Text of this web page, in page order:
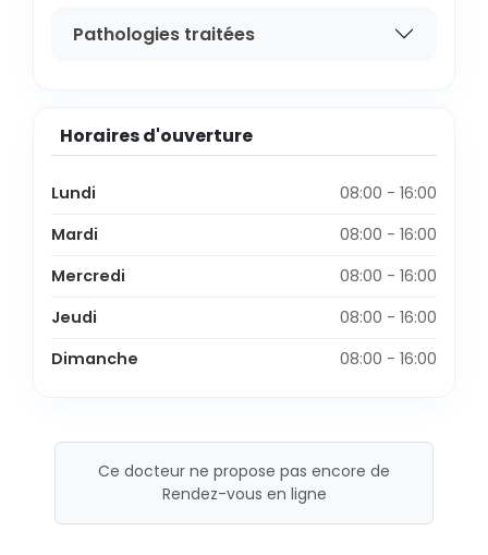
Pathologies traitées
Horaires d'ouverture
Lundi
08:00 - 16:00
Mardi
08:00 - 16:00
Mercredi
08:00 - 16:00
Jeudi
08:00 - 16:00
Dimanche
08:00 - 16:00
Ce docteur ne propose pas encore de
Rendez-vous en ligne